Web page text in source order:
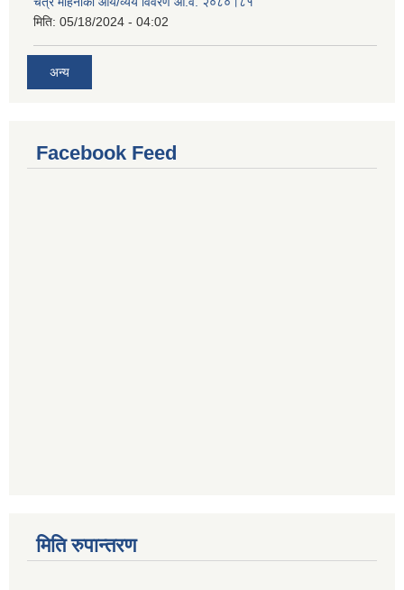
मिति: 05/18/2024 - 04:02
अन्य
Facebook Feed
मिति रुपान्तरण